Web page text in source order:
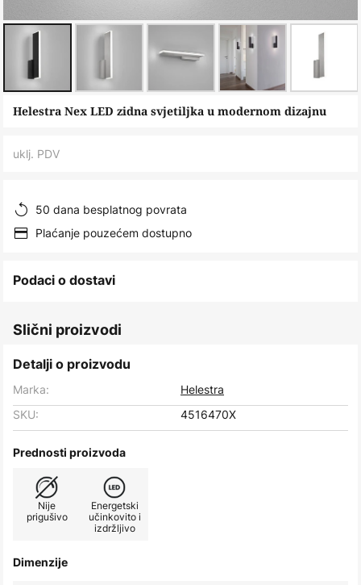
Skip
beginning
the
images
Helestra Nex LED zidna svjetiljka u modernom dizajnu
uklj. PDV
50 dana besplatnog povrata
Plaćanje pouzećem dostupno
Podaci o dostavi
Slični proizvodi
Detalji o proizvodu
Marka:
Helestra
SKU:
4516470X
Prednosti proizvoda
Nije
prigušivo
Energetski
učinkovito i
izdržljivo
Dimenzije